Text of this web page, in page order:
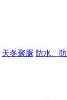
天冬聚脲 防水、